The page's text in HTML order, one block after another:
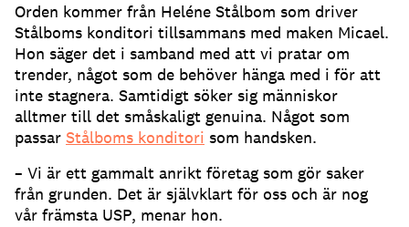
Orden kommer från Heléne Stålbom som driver
Stålboms konditori tillsammans med maken Micael.
Hon säger det i samband med att vi pratar om
trender, något som de behöver hänga med i för att
inte stagnera. Samtidigt söker sig människor
alltmer till det småskaligt genuina. Något som
passar Stålboms konditori som handsken.
– Vi är ett gammalt anrikt företag som gör saker
från grunden. Det är självklart för oss och är nog
vår främsta USP, menar hon.